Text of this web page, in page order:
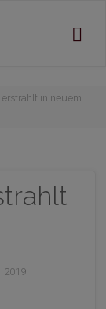
in neuem
2019